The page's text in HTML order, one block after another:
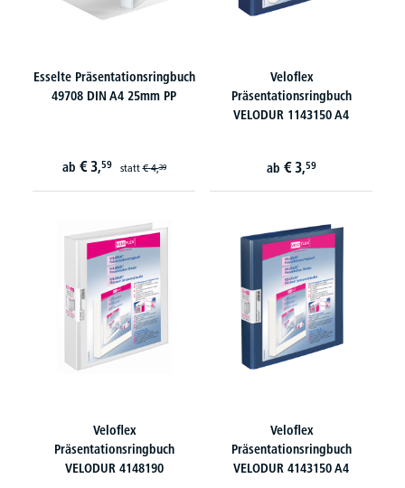
Esselte Präsentationsringbuch
49708 DIN A4 25mm PP
ab € 3,59 statt€ 4,39
Veloflex
Präsentationsringbuch
VELODUR 1143150 A4
ab € 3,59
Veloflex
Präsentationsringbuch
VELODUR 4148190
Veloflex
Präsentationsringbuch
VELODUR 4143150 A4